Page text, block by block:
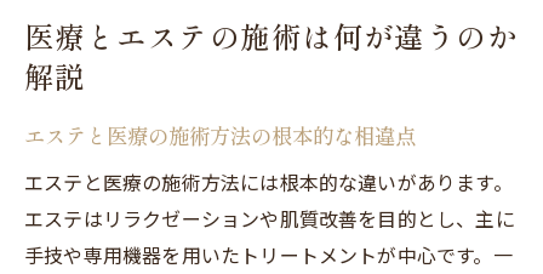
医療とエステの施術は何が違うのか
解説
エステと医療の施術方法の根本的な相違点
エステと医療の施術方法には根本的な違いがあります。
エステはリラクゼーションや肌質改善を目的とし、主に
手技や専用機器を用いたトリートメントが中心です。一